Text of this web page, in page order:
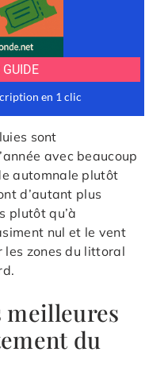
sont
avec beaucoup
automnale plutôt
d’autant plus
plutôt qu’à
nul et le vent
zones du littoral
meilleures
du